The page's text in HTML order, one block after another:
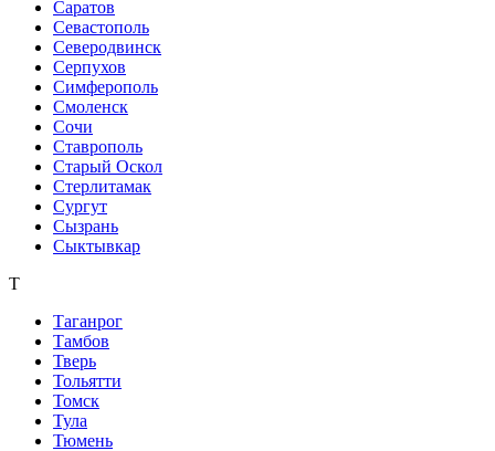
Саратов
Севастополь
Северодвинск
Серпухов
Симферополь
Смоленск
Сочи
Ставрополь
Старый Оскол
Стерлитамак
Сургут
Сызрань
Сыктывкар
Т
Таганрог
Тамбов
Тверь
Тольятти
Томск
Тула
Тюмень